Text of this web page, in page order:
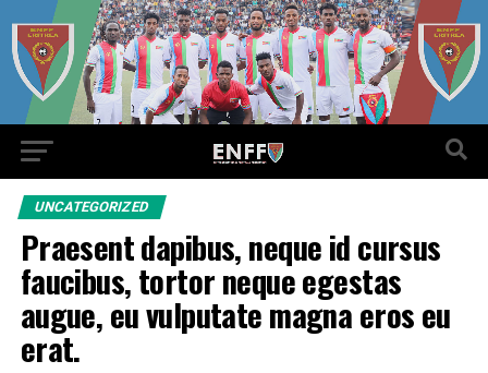
UNCATEGORIZED
Praesent dapibus, neque id cursus
faucibus, tortor neque egestas
augue, eu vulputate magna eros eu
erat.